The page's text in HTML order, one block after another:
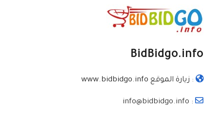
BidBidgo.info
: زيارة الموقع www.bidbidgo.info
: info@bidbidgo.info